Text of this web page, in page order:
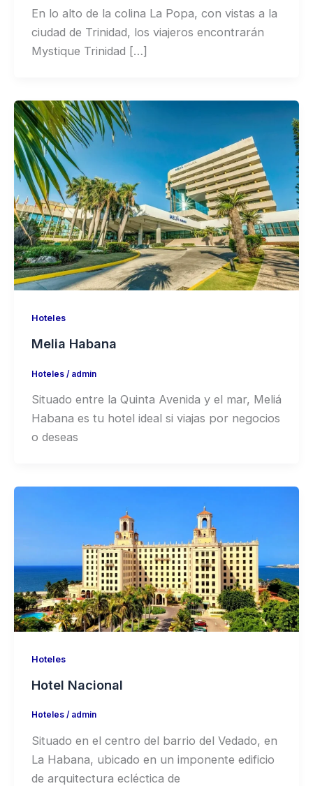
En lo alto de la colina La Popa, con vistas a la
ciudad de Trinidad, los viajeros encontrarán
Mystique Trinidad […]
Hoteles
Melia Habana
Hoteles/ admin
Situado entre la Quinta Avenida y el mar, Meliá
Habana es tu hotel ideal si viajas por negocios
o deseas
Hoteles
Hotel Nacional
Hoteles/ admin
Situado en el centro del barrio del Vedado, en
La Habana, ubicado en un imponente edificio
de arquitectura ecléctica de